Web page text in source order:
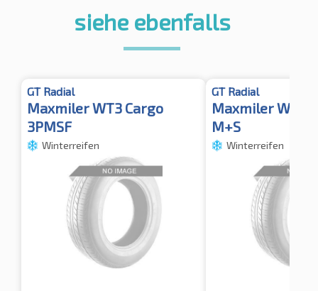
siehe ebenfalls
GT Radial
Maxmiler WT3 Cargo
3PMSF
Winterreifen
GT Radial
Maxmiler WT3
M+S
Winterreifen